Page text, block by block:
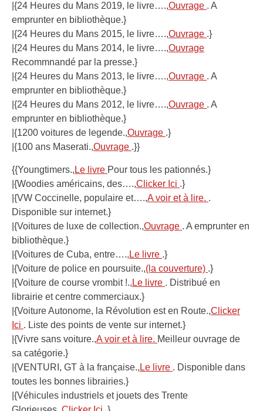
|{24 Heures du Mans 2019, le livre….,Ouvrage . A
emprunter en bibliothèque.}
|{24 Heures du Mans 2015, le livre….,Ouvrage .}
|{24 Heures du Mans 2014, le livre….,Ouvrage
Recommnandé par la presse.}
|{24 Heures du Mans 2013, le livre….,Ouvrage . A
emprunter en bibliothèque.}
|{24 Heures du Mans 2012, le livre….,Ouvrage . A
emprunter en bibliothèque.}
|{1200 voitures de legende.,Ouvrage .}
|{100 ans Maserati.,Ouvrage .}}
{{Youngtimers., Le livre Pour tous les pationnés.}
|{Woodies américains, des….,Clicker Ici .}
|{VW Coccinelle, populaire et….,A voir et à lire. .
Disponible sur internet.}
|{Voitures de luxe de collection.,Ouvrage . A emprunter en
bibliothèque.}
|{Voitures de Cuba, entre…., Le livre .}
|{Voiture de police en poursuite.,(la couverture) .}
|{Voiture de course vrombit !., Le livre . Distribué en
librairie et centre commerciaux.}
|{Voiture Autonome, la Révolution est en Route.,Clicker
Ici . Liste des points de vente sur internet.}
|{Vivre sans voiture.,A voir et à lire. Meilleur ouvrage de
sa catégorie.}
|{VENTURI, GT à la française., Le livre . Disponible dans
toutes les bonnes librairies.}
|{Véhicules industriels et jouets des Trente